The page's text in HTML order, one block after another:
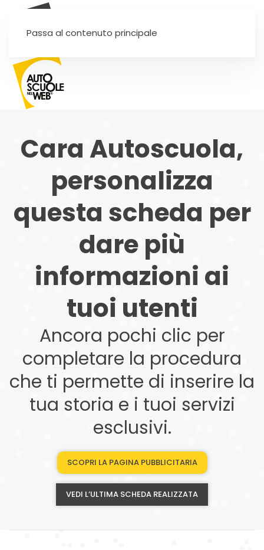
Passa al contenuto principale
Cara Autoscuola,
personalizza
questa scheda per
dare più
informazioni ai
tuoi utenti
Ancora pochi clic per
completare la procedura
che ti permette di inserire la
tua storia e i tuoi servizi
esclusivi.
SCOPRI LA PAGINA PUBBLICITARIA
VEDI L’ULTIMA SCHEDA REALIZZATA